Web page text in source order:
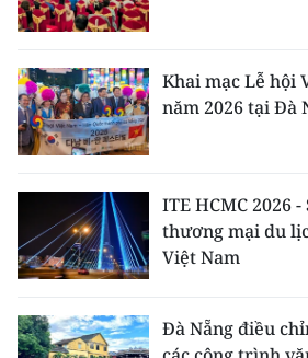
Khai mạc Lễ hội
năm 2026 tại Đà
ITE HCMC 2026
thương mại du
Việt Nam
Đà Nẵng điều